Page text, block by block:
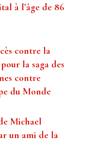
à l’âge de 86
contre la
la saga des
contre
du Monde
Michael
un ami de la